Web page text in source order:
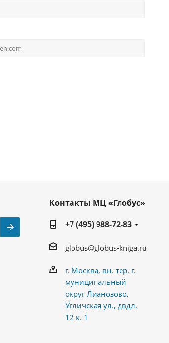
Контакты МЦ «Глобус»
+7 (495) 988-72-83
globus@globus-kniga.ru
г. Москва, вн. тер. г.
муниципальный
округ Лианозово,
Угличская ул., двдл.
12 к. 1